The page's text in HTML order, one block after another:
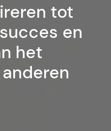
tot
en
het